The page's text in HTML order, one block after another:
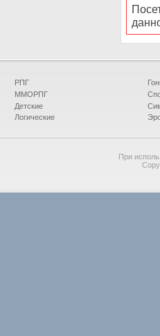
РПГ
ММОРПГ
Детские
Логические
При